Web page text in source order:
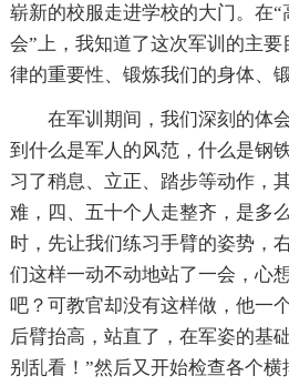
崭新的校服走进学校的大门。在
会”上，我知道了这次军训的主
律的重要性、锻炼我们的身体、
在军训期间，我们深刻的体
到什么是军人的风范，什么是钢
习了稍息、立正、踏步等动作，
难，四、五十个人走整齐，是多
时，先让我们练习手臂的姿势，
们这样一动不动地站了一会，心
吧？可教官却没有这样做，他一
后臂抬高，站直了，在军姿的基
别乱看！”然后又开始检查各个